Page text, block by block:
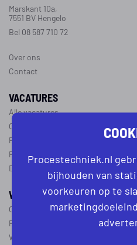
Marskant 10a,
7551 BV Hengelo
Bel 08 587 710 72
Over ons
Contact
VACATURES
Alle vacatures
Operator vacatures
Productiemedewerker vacatures
Ploegleider vacatures
Dagdienst vacatures
WERKEN IN DE
Over de procestechniek
Ploegendienst
Wat is een procesoperator
Procestechniek.nl
bijhouden van
voorkeuren op te